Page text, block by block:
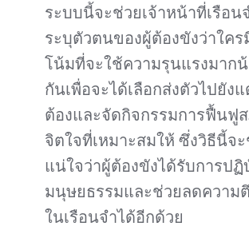
ระบบนี้จะช่วยเจ้าหน้าที่เรือน
ระบุตัวตนของผู้ต้องขังว่าใค
โน้มที่จะใช้ความรุนแรงมาก
กันเพื่อจะได้เลือกส่งตัวไปยัง
ต้องและจัดกิจกรรมการฟื้นฟู
จิตใจที่เหมาะสมให้ ซึ่งวิธีนี้จ
แน่ใจว่าผู้ต้องขังได้รับการปฏิ
มนุษยธรรมและช่วยลดความ
ในเรือนจำได้อีกด้วย